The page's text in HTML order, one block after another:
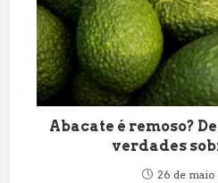
Abacate é remoso?
verdades
26 de maio